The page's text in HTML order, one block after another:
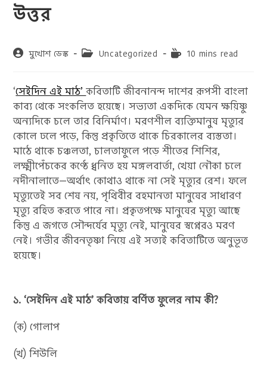
উত্তর
Postমুখোশ ডেস্ক
PostUncategorized
Reading10 mins read
‘সেইদিন এই মাঠ’কবিতাটি জীবনানন্দ দাশের রূপসী বাংলা
কাব্য থেকে সংকলিত হয়েছে। সভ্যতা একদিকে যেমন ক্ষয়িষ্ণু
অন্যদিকে চলে তার বিনির্মাণ। মরণশীল ব্যক্তিমানুষ মৃত্যুর
কোলে ঢলে পড়ে, কিন্তু প্রকৃতিতে থাকে চিরকালের ব্যস্ততা।
মাঠে থাকে চঞ্চলতা, চালতাফুলে পড়ে শীতের শিশির,
লক্ষ্মীপেঁচকের কণ্ঠে ধ্বনিত হয় মঙ্গলবার্তা, খেয়া নৌকা চলে
নদীনালাতে—অর্থাৎ কোথাও থাকে না সেই মৃত্যুর রেশ। ফলে
মৃত্যুতেই সব শেষ নয়, পৃথিবীর বহমানতা মানুষের সাধারণ
মৃত্যু রহিত করতে পারে না। প্রকৃতপক্ষে মানুষের মৃত্যু আছে
কিন্তু এ জগতে সৌন্দর্যের মৃত্যু নেই, মানুষের স্বপ্নেরও মরণ
নেই। গভীর জীবনতৃষ্ণা নিয়ে এই সত্যই কবিতাটিতে অনুভূত
হয়েছে।
১. ‘সেইদিন এই মাঠ’ কবিতায় বর্ণিত ফুলের নাম কী?
(ক) গোলাপ
(খ) শিউলি